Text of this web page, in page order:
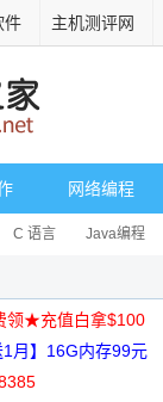
件 主机测评网
网络编程
C 语言 Java编程
领★充值白拿$100
月】16G内存99元